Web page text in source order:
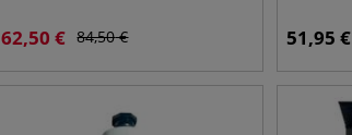
62,50 € 84,50€ 51,95 €